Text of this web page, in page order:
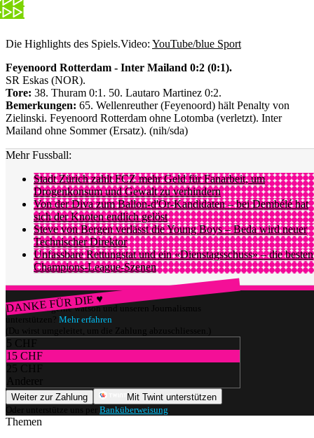
Die Highlights des Spiels.Video: YouTube/blue Sport
Feyenoord Rotterdam - Inter Mailand 0:2 (0:1).
SR Eskas (NOR).
Tore: 38. Thuram 0:1. 50. Lautaro Martinez 0:2.
Bemerkungen: 65. Wellenreuther (Feyenoord) hält Penalty von
Zielinski. Feyenoord Rotterdam ohne Lotomba (verletzt). Inter
Mailand ohne Sommer (Ersatz). (nih/sda)
Mehr Fussball:
Stadt Zürich zahlt FCZ mehr Geld für Fanarbeit, um
Drogenkonsum und Gewalt zu verhindern
Von der Diva zum Ballon-d'Or-Kandidaten – bei Dembélé hat
sich der Knoten endlich gelöst
Steve von Bergen verlässt die Young Boys – Beda wird neuer
Technischer Direktor
Unfassbare Rettungstat und ein «Dienstagsschuss» – die besten
Champions-League-Szenen
DANKE FÜR DIE ♥
Würdest du gerne watson und unseren Journalismus
unterstützen? Mehr erfahren
(Du wirst umgeleitet, um die Zahlung abzuschliessen.)
5 CHF
15 CHF
25 CHF
Anderer
Weiter zur Zahlung
Mit Twint unterstützen
Oder unterstütze uns per Banküberweisung
Themen